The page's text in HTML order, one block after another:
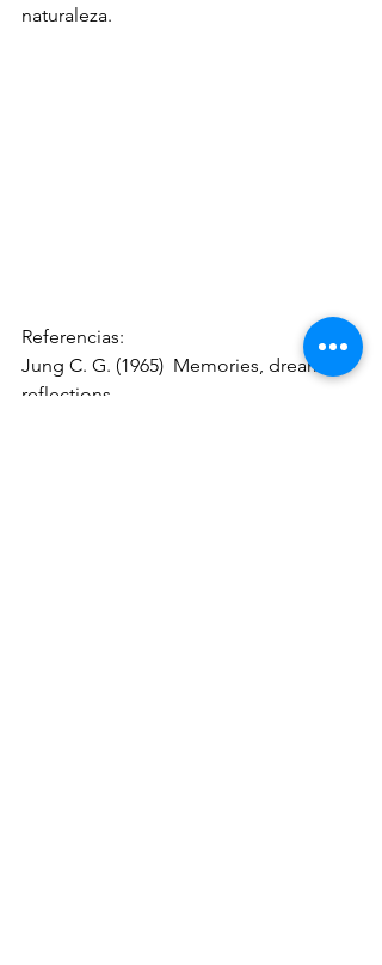
naturaleza.
Referencias:
Jung C. G. (1965)  Memories, dreams,
reflections